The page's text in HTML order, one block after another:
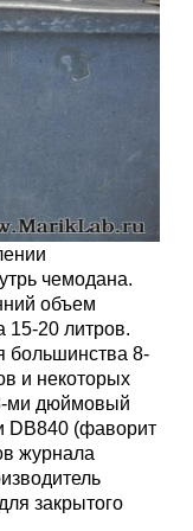
чемодана.
объем
15-20 литров.
большинства 8-
и некоторых
ми дюймовый
DB840 (фаворит
журнала
закрытого